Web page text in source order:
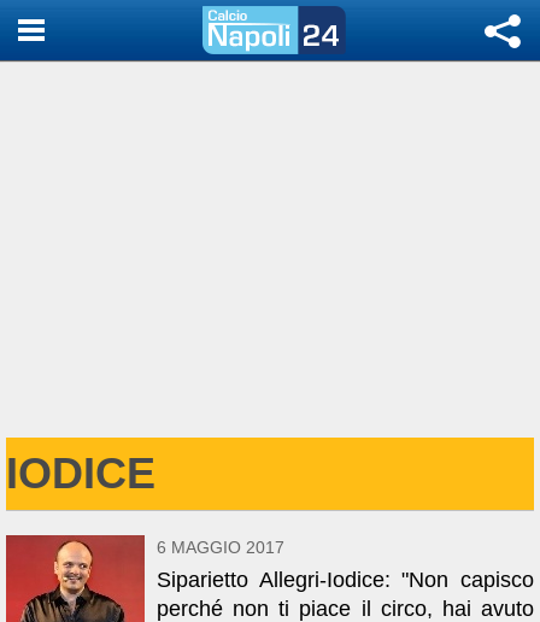
IODICE
6 MAGGIO 2017
Siparietto Allegri-Iodice: "Non capisco
perché non ti piace il circo, hai avuto